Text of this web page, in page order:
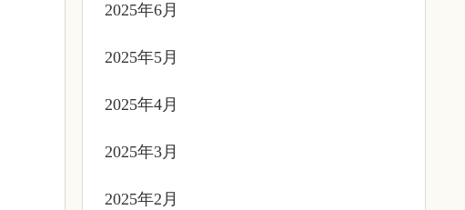
2025年6月
2025年5月
2025年4月
2025年3月
2025年2月